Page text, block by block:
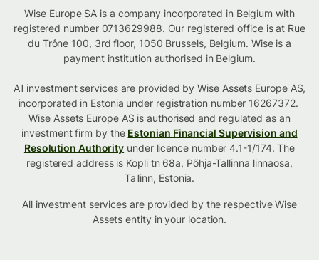
Wise Europe SA is a company incorporated in Belgium with
registered number 0713629988. Our registered office is at Rue
du Trône 100, 3rd floor, 1050 Brussels, Belgium. Wise is a
payment institution authorised in Belgium.
All investment services are provided by Wise Assets Europe AS,
incorporated in Estonia under registration number 16267372.
Wise Assets Europe AS is authorised and regulated as an
investment firm by the Estonian Financial Supervision and
Resolution Authority under licence number 4.1-1/174. The
registered address is Kopli tn 68a, Põhja-Tallinna linnaosa,
Tallinn, Estonia.
All investment services are provided by the respective Wise
Assetsentity in your location.